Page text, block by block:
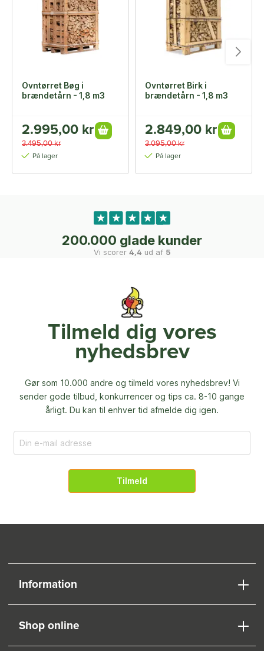
Ovntørret Bøg i
brændetårn - 1,8 m3
2.995,00 kr
3.495,00 kr
På lager
Ovntørret Birk i
brændetårn - 1,8 m3
2.849,00 kr
3.095,00 kr
På lager
200.000 glade kunder
Vi scorer 4,4 ud af 5
Tilmeld dig vores
nyhedsbrev
Gør som 10.000 andre og tilmeld vores nyhedsbrev! Vi
sender gode tilbud, konkurrencer og tips ca. 8-10 gange
årligt. Du kan til enhver tid afmelde dig igen.
Tilmeld
Information
Shop online